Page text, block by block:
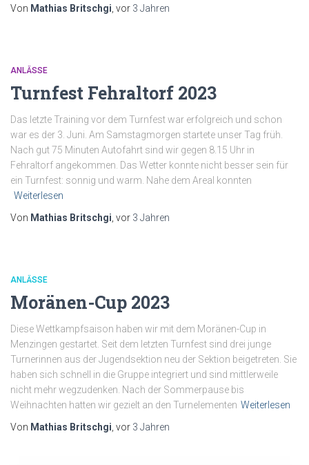
Von Mathias Britschgi , vor 3 Jahren
ANLÄSSE
Turnfest Fehraltorf 2023
Das letzte Training vor dem Turnfest war erfolgreich und schon
war es der 3. Juni. Am Samstagmorgen startete unser Tag früh.
Nach gut 75 Minuten Autofahrt sind wir gegen 8.15 Uhr in
Fehraltorf angekommen. Das Wetter konnte nicht besser sein für
ein Turnfest: sonnig und warm. Nahe dem Areal konnten
Weiterlesen
Von Mathias Britschgi , vor 3 Jahren
ANLÄSSE
Moränen-Cup 2023
Diese Wettkampfsaison haben wir mit dem Moränen-Cup in
Menzingen gestartet. Seit dem letzten Turnfest sind drei junge
Turnerinnen aus der Jugendsektion neu der Sektion beigetreten. Sie
haben sich schnell in die Gruppe integriert und sind mittlerweile
nicht mehr wegzudenken. Nach der Sommerpause bis
Weihnachten hatten wir gezielt an den Turnelementen Weiterlesen
Von Mathias Britschgi , vor 3 Jahren